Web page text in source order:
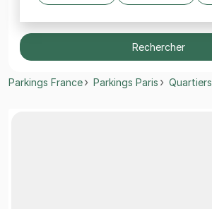
Rechercher
Parkings France Parkings Paris Quartiers